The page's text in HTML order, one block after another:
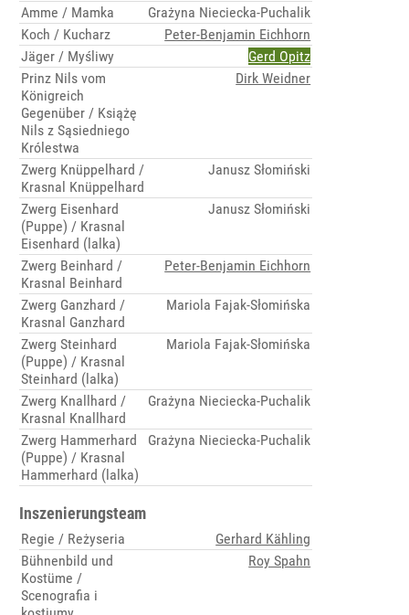
Amme / Mamka
Grażyna Nieciecka-Puchalik
Koch / Kucharz
Peter-Benjamin Eichhorn
Jäger / Myśliwy
Gerd Opitz
Prinz Nils vom
Königreich
Gegenüber / Książę
Nils z Sąsiedniego
Królestwa
Dirk Weidner
Zwerg Knüppelhard /
Krasnal Knüppelhard
Janusz Słomiński
Zwerg Eisenhard
(Puppe) / Krasnal
Eisenhard (lalka)
Janusz Słomiński
Zwerg Beinhard /
Krasnal Beinhard
Peter-Benjamin Eichhorn
Zwerg Ganzhard /
Krasnal Ganzhard
Mariola Fajak-Słomińska
Zwerg Steinhard
(Puppe) / Krasnal
Steinhard (lalka)
Mariola Fajak-Słomińska
Zwerg Knallhard /
Krasnal Knallhard
Grażyna Nieciecka-Puchalik
Zwerg Hammerhard
(Puppe) / Krasnal
Hammerhard (lalka)
Grażyna Nieciecka-Puchalik
Inszenierungsteam
Regie / Reżyseria
Gerhard Kähling
Bühnenbild und
Kostüme /
Scenografia i
Roy Spahn